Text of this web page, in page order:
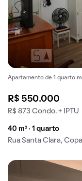
Apartamento de 1 quarto
R$ 550.000
R$ 873 Condo. + IPTU
40 m² · 1 quarto
Rua Santa Clara,